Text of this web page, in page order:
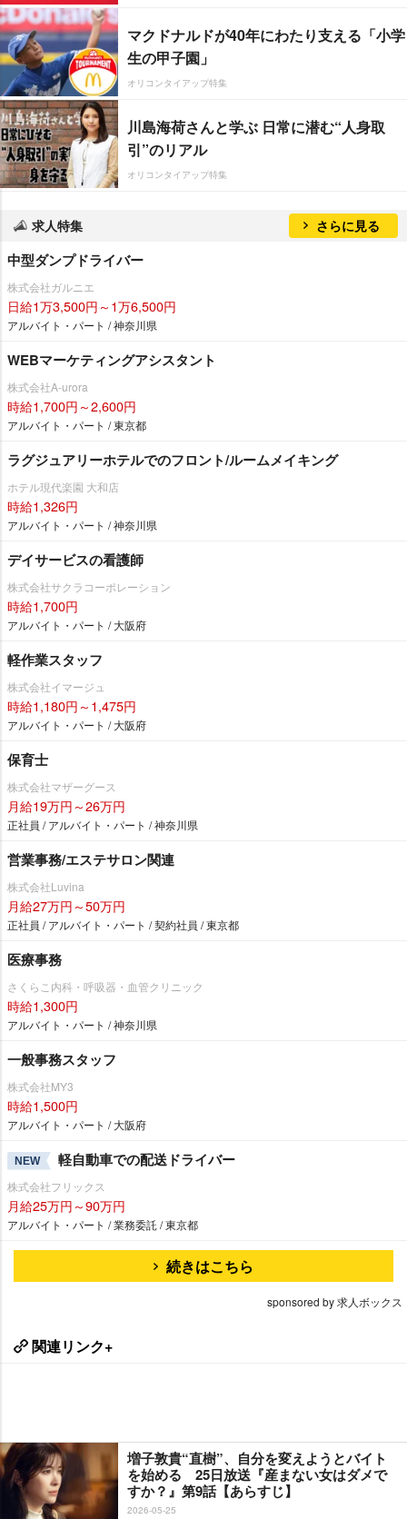
マクドナルドが40年にわたり支える「小学
生の甲子園」
オリコンタイアップ特集
川島海荷さんと学ぶ 日常に潜む“人身取
引”のリアル
オリコンタイアップ特集
求人特集 さらに見る
中型ダンプドライバー
株式会社ガルニエ
日給1万3,500円～1万6,500円
アルバイト・パート / 神奈川県
WEBマーケティングアシスタント
株式会社A-urora
時給1,700円～2,600円
アルバイト・パート / 東京都
ラグジュアリーホテルでのフロント/ルームメイキング
ホテル現代楽園 大和店
時給1,326円
アルバイト・パート / 神奈川県
デイサービスの看護師
株式会社サクラコーポレーション
時給1,700円
アルバイト・パート / 大阪府
軽作業スタッフ
株式会社イマージュ
時給1,180円～1,475円
アルバイト・パート / 大阪府
保育士
株式会社マザーグース
月給19万円～26万円
正社員 / アルバイト・パート / 神奈川県
営業事務/エステサロン関連
株式会社Luvina
月給27万円～50万円
正社員 / アルバイト・パート / 契約社員 / 東京都
医療事務
さくらこ内科・呼吸器・血管クリニック
時給1,300円
アルバイト・パート / 神奈川県
一般事務スタッフ
株式会社MY3
時給1,500円
アルバイト・パート / 大阪府
NEW 軽自動車での配送ドライバー
株式会社フリックス
月給25万円～90万円
アルバイト・パート / 業務委託 / 東京都
続きはこちら
sponsored by 求人ボックス
関連リンク+
増子敦貴“直樹”、自分を変えようとバイト
を始める 25日放送『産まない女はダメで
すか？』第9話【あらすじ】
2026-05-25